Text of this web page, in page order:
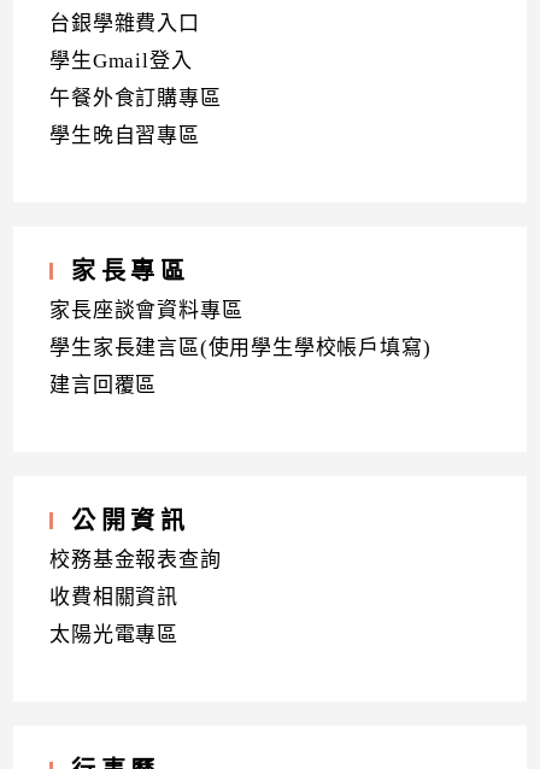
台銀學雜費入口
學生Gmail登入
午餐外食訂購專區
學生晚自習專區
家長專區
家長座談會資料專區
學生家長建言區(使用學生學校帳戶填寫)
建言回覆區
公開資訊
校務基金報表查詢
收費相關資訊
太陽光電專區